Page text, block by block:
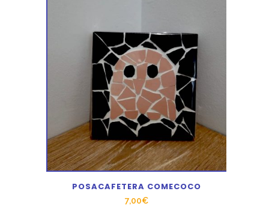
POSACAFETERA COMECOCO
7,00€